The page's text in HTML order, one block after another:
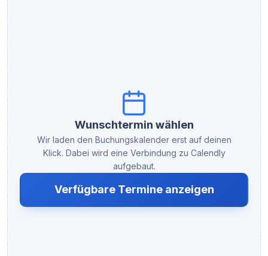
Wunschtermin wählen
Wir laden den Buchungskalender erst auf deinen
Klick. Dabei wird eine Verbindung zu Calendly
aufgebaut.
Verfügbare Termine anzeigen